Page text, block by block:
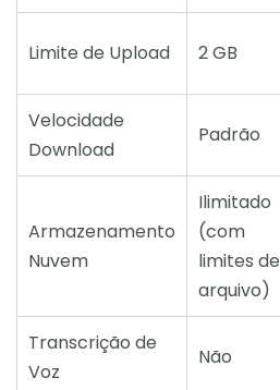
Limite de Upload 2 GB
Velocidade
Download
Padrão
Armazenamento
Nuvem
Ilimitado
(com
limites de
arquivo)
Transcrição de
Voz
Não